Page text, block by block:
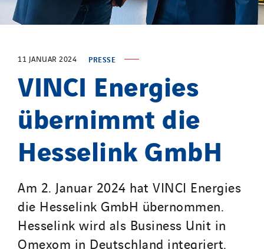
11 JANUAR 2024 PRESSE
VINCI Energies
übernimmt die
Hesselink GmbH
Am 2. Januar 2024 hat VINCI Energies
die Hesselink GmbH übernommen.
Hesselink wird als Business Unit in
Omexom in Deutschland integriert.
Stroomverdeler
Sylvestre Energies
Telematic Solutions
TG Concept
Thermo Réfrigération
Tiab
Top Thermique
TranzCom
Tunzini Antilles
Tunzini Grand Ouest
Tunzini Maintenance Nucléaire
TUNZINI Nucléaire